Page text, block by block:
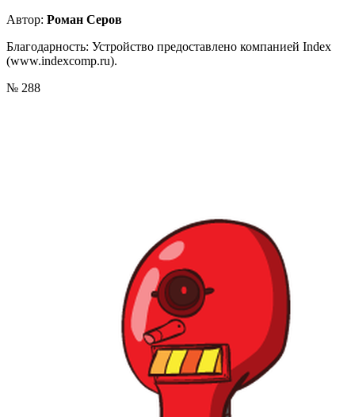
Автор: Роман Серов
Благодарность: Устройство предоставлено компанией Index
(www.indexcomp.ru).
№ 288